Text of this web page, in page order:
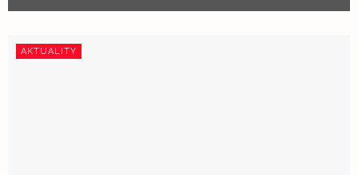
AKTUALITY